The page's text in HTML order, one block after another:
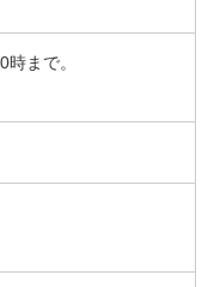
まで。